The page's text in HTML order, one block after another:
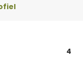
4